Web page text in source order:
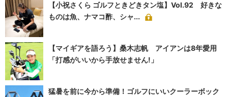
【小祝さくら ゴルフときどきタン塩】Vol.92 好きな
ものは魚、ナマコ酢、シャ...
【マイギアを語ろう】桑木志帆 アイアンは8年愛用
「打感がいいから手放せません!」
猛暑を前に今から準備！ゴルフにいいクーラーボック